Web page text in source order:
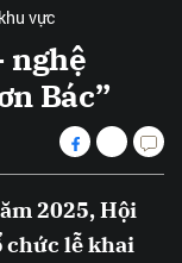
vực
nghệ
Bác”
2025, Hội
chức lễ khai